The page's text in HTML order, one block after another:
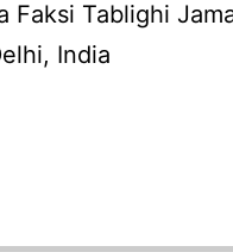
Faksi Tablighi
India